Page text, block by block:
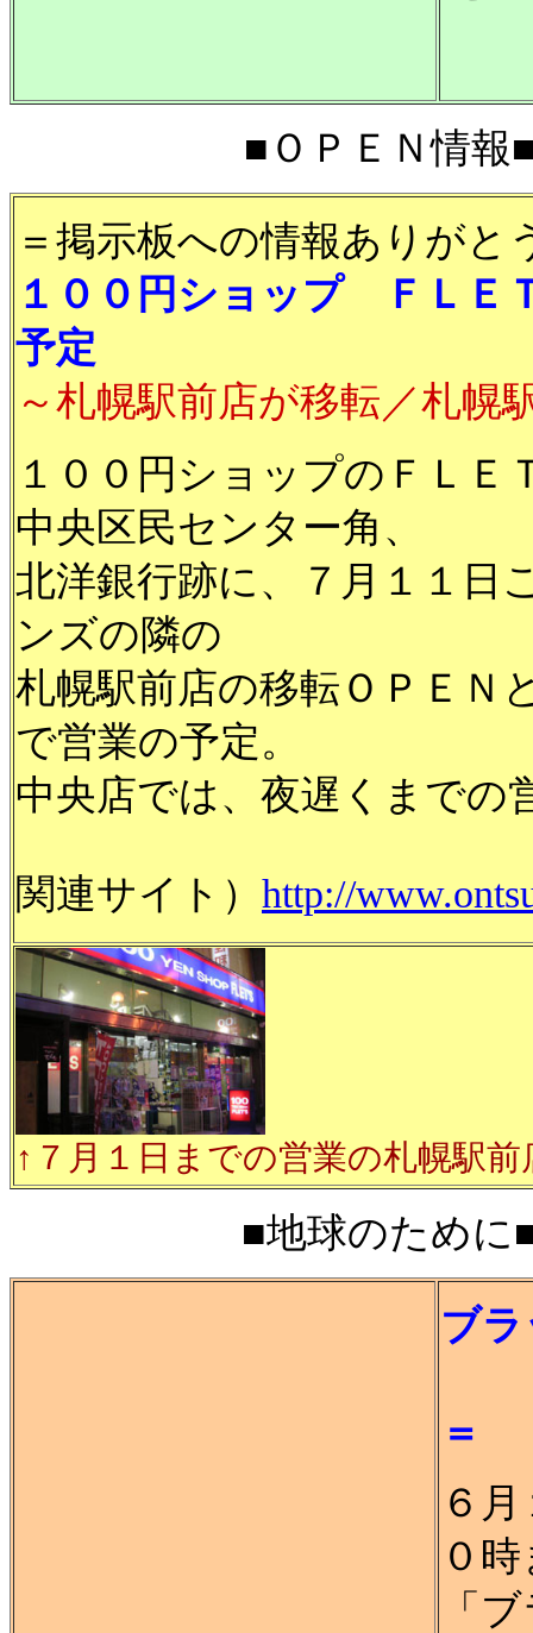
■ＯＰＥＮ情報
＝掲示板への情報ありがと
１００円ショップ ＦＬＥ
予定
～札幌駅前店が移転／札幌
１００円ショップのＦＬＥ
中央区民センター角、
北洋銀行跡に、７月１１日
ンズの隣の
札幌駅前店の移転ＯＰＥＮ
で営業の予定。
中央店では、夜遅くまでの
関連サイト） http://
↑７月１日までの営業の札幌駅前
■地球のために
ブ
＝
６
０
「